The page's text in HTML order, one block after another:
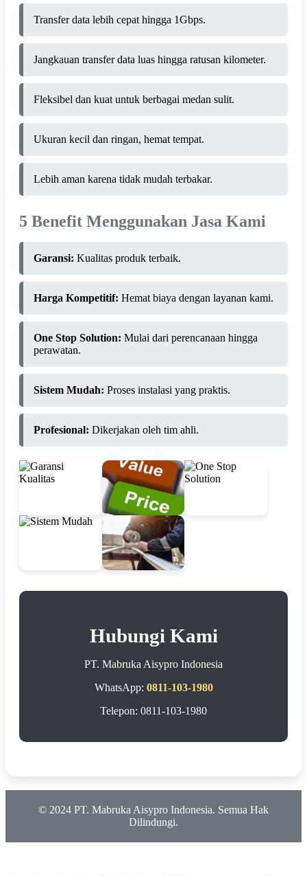
Transfer data lebih cepat hingga 1Gbps.
Jangkauan transfer data luas hingga ratusan kilometer.
Fleksibel dan kuat untuk berbagai medan sulit.
Ukuran kecil dan ringan, hemat tempat.
Lebih aman karena tidak mudah terbakar.
5 Benefit Menggunakan Jasa Kami
Garansi: Kualitas produk terbaik.
Harga Kompetitif: Hemat biaya dengan layanan kami.
One Stop Solution: Mulai dari perencanaan hingga
perawatan.
Sistem Mudah: Proses instalasi yang praktis.
Profesional: Dikerjakan oleh tim ahli.
Hubungi Kami
PT. Mabruka Aisypro Indonesia
WhatsApp: 0811-103-1980
Telepon: 0811-103-1980
© 2024 PT. Mabruka Aisypro Indonesia. Semua Hak
Dilindungi.